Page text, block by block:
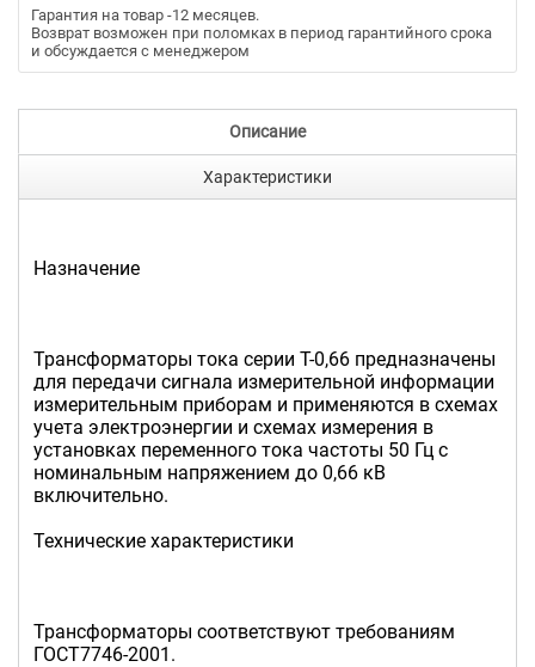
Гарантия на товар -12 месяцев.
Возврат возможен при поломках в период гарантийного срока
и обсуждается с менеджером
Описание
Характеристики
Назначение
Трансформаторы тока серии Т-0,66 предназначены
для передачи сигнала измерительной информации
измерительным приборам и применяются в схемах
учета электроэнергии и схемах измерения в
установках переменного тока частоты 50 Гц с
номинальным напряжением до 0,66 кВ
включительно.
Технические характеристики
Трансформаторы соответствуют требованиям
ГОСТ7746-2001.